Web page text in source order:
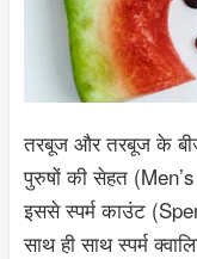
तरबूज और तरबूज के
पुरुषों की सेहत
इससे स्पर्म काउंट
साथ ही साथ स्पर्म